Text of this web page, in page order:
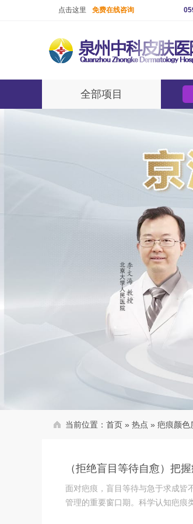
点击这里 免费在线咨询
全部项目
当前位置： 首页 » 热点 » 疤痕颜色
（拒绝盲目等待自愈）把
面对疤痕，盲目等待与急于求成皆
管理的重要窗口期。科学认知疤痕